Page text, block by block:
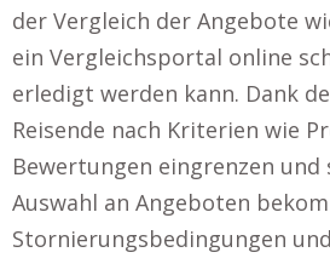
der Vergleich der Angebote
ein Vergleichsportal online
erledigt werden kann. Dank
Reisende nach Kriterien wie
Bewertungen eingrenzen
Auswahl an Angeboten
Stornierungsbedingungen